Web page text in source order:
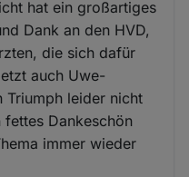
hat ein großartiges
Dank an den HVD,
die sich dafür
auch Uwe-
Triumph leider nicht
fettes Dankeschön
immer wieder